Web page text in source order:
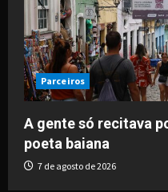
Parceiros
A gente só recitava
poeta baiana
7 de agosto de 2026